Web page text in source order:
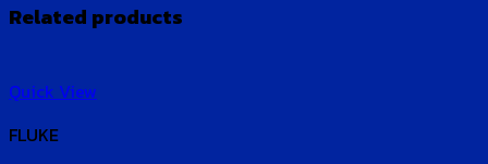
Related products
Quick View
FLUKE